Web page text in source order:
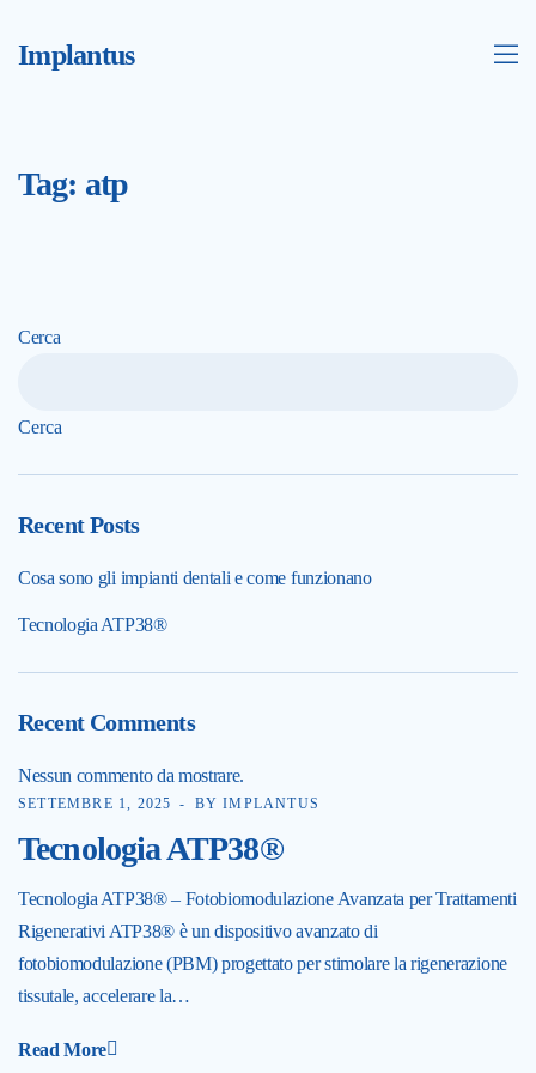
Implantus
Tag: atp
SETTEMBRE 1, 2025 BY IMPLANTUS
Tecnologia ATP38®
Tecnologia ATP38® – Fotobiomodulazione Avanzata per Trattamenti
Rigenerativi ATP38® è un dispositivo avanzato di
fotobiomodulazione (PBM) progettato per stimolare la rigenerazione
tissutale, accelerare la…
Read More
Cerca
Cerca
Recent Posts
Cosa sono gli impianti dentali e come funzionano
Tecnologia ATP38®
Recent Comments
Nessun commento da mostrare.